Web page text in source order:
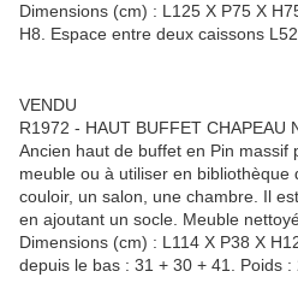
Dimensions (cm) : L125 X P75 X
H8. Espace entre deux caissons L52
VENDU
R1972 - HAUT BUFFET CHAPEAU
Ancien haut de buffet en Pin massif
meuble ou à utiliser en bibliothèque
couloir, un salon, une chambre. Il
en ajoutant un socle. Meuble
Dimensions (cm) : L114 X P38 X
depuis le bas : 31 + 30 + 41. Poids :